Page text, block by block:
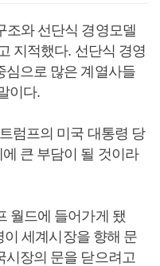
조와 선단식 경영모델
지적했다. 선단식 경영
심으로 많은 계열사들
이다.
럼프의 미국 대통령 당
큰 부담이 될 것이라
월드에 들어가게 됐
이 세계시장을 향해 문
시장의 문을 닫으려고